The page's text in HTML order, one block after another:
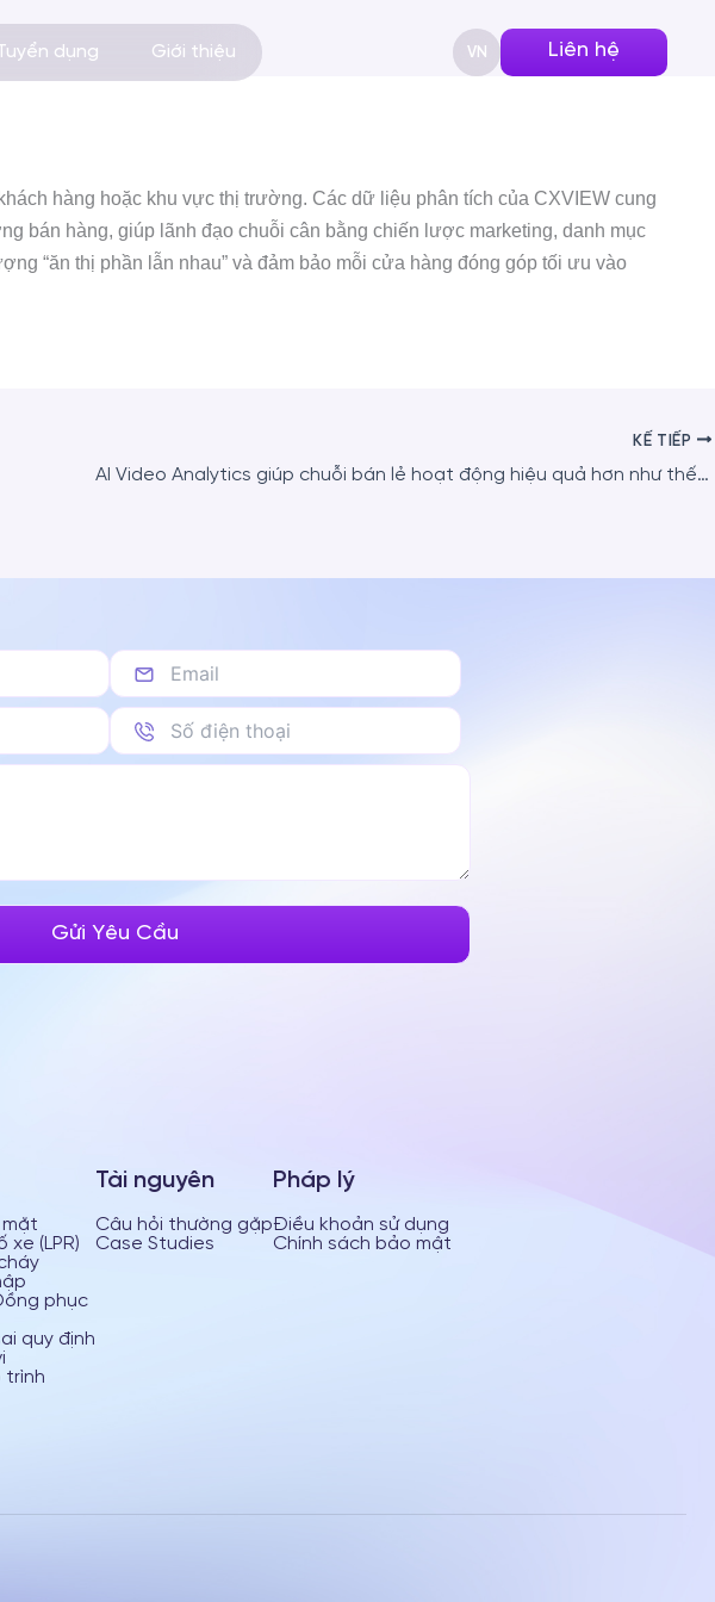
dụng Giới thiệu VN Liên hệ
hàng hoặc khu vực thị trường. Các dữ liệu phân tích của CXVIEW cung
bán hàng, giúp lãnh đạo chuỗi cân bằng chiến lược marketing, danh mục
“ăn thị phần lẫn nhau” và đảm bảo mỗi cửa hàng đóng góp tối ưu vào
KẾ TIẾP
AI Video Analytics giúp chuỗi bán lẻ hoạt động hiệu quả hơn như thế nào?
mặt
xe (LPR)
phục
quy định
trình
Tài nguyên
Câu hỏi thường gặp
Case Studies
Pháp lý
Điều khoản sử dụng
Chính sách bảo mật